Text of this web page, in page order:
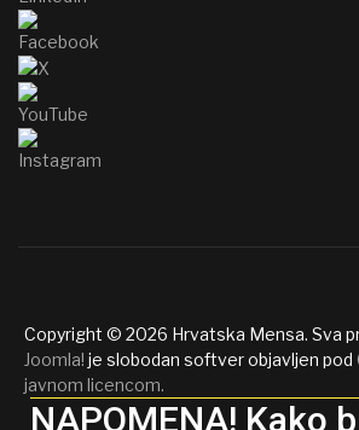
Copyright © 2026 Hrvatska Mensa. Sva
Joomla! je slobodan softver objavljen pod
javnom licencom.
NAPOMENA! Kako